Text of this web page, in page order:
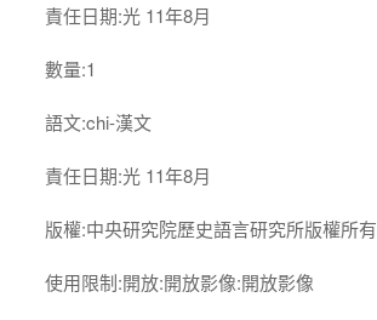
責任日期:光 11年8月
數量:1
語文:chi-漢文
責任日期:光 11年8月
版權:中央研究院歷史語言研究所版權所有
使用限制:開放:開放影像:開放影像